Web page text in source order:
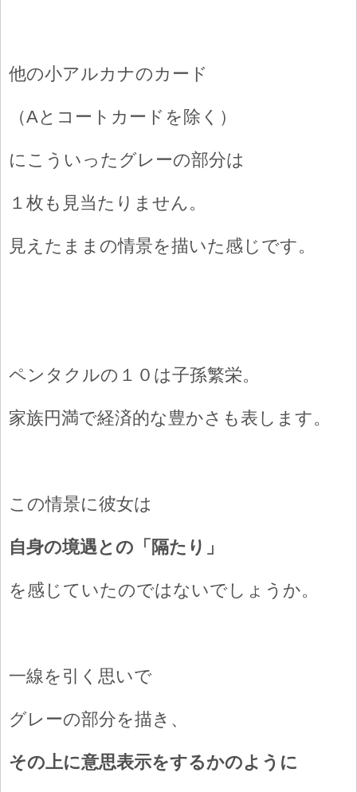
他の小アルカナのカード
（Aとコートカードを除く）
にこういったグレーの部分は
１枚も見当たりません。
見えたままの情景を描いた感じです。
ペンタクルの１０は子孫繁栄。
家族円満で経済的な豊かさも表します。
この情景に彼女は
自身の境遇との「隔たり」
を感じていたのではないでしょうか。
一線を引く思いで
グレーの部分を描き、
その上に意思表示をするかのように